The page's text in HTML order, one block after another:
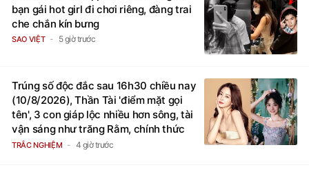
bạn gái hot girl đi chơi riêng, đàng trai
che chắn kín bưng
SAO VIỆT 5 giờ trước
Trúng số độc đắc sau 16h30 chiều nay
(10/8/2026), Thần Tài 'điểm mặt gọi
tên', 3 con giáp lộc nhiều hơn sông, tài
vận sáng như trăng Rằm, chính thức
hết khổ
TRẮC NGHIỆM 4 giờ trước